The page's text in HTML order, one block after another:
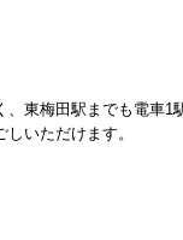
東梅田駅までも電車1
いただけます。